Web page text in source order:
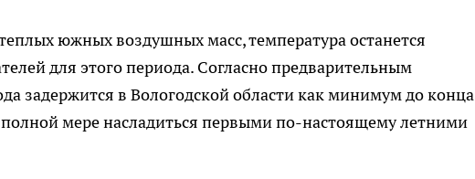
южных воздушных масс, температура останется
для этого периода. Согласно предварительным
задержится в Вологодской области как минимум до конца
мере насладиться первыми по-настоящему летними